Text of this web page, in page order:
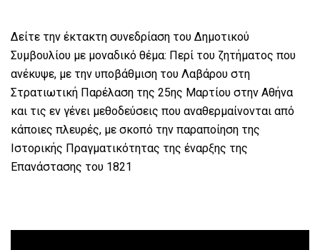
Δείτε την έκτακτη συνεδρίαση του Δημοτικού
Συμβουλίου με μοναδικό θέμα: Περί του ζητήματος που
ανέκυψε, με την υποβάθμιση του Λαβάρου στη
Στρατιωτική Παρέλαση της 25ης Μαρτίου στην Αθήνα
και τις εν γένει μεθοδεύσεις που αναθερμαίνονται από
κάποιες πλευρές, με σκοπό την παραποίηση της
Ιστορικής Πραγματικότητας της έναρξης της
Επανάστασης του 1821